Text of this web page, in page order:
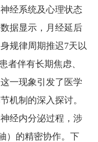
经系统及心理状态
据显示，月经延后
规律周期推迟7天以
者伴有长期焦虑、
一现象引发了医学
机制的深入探讨。
经内分泌过程，涉
）的精密协作。下